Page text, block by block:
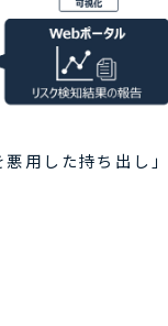
用した持ち出し」